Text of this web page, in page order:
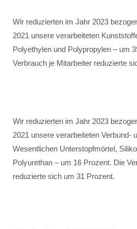
Wir reduzierten im Jahr 2023
2021 unsere verarbeiteten
Polyethylen und Polypropylen – um
Verbrauch je Mitarbeiter reduzierte
Wir reduzierten im Jahr 2023
2021 unsere verarbeiteten Verbund-
Wesentlichen Unterstopfmörtel,
Polyurethan – um 16 Prozent. Die
reduzierte sich um 31 Prozent.